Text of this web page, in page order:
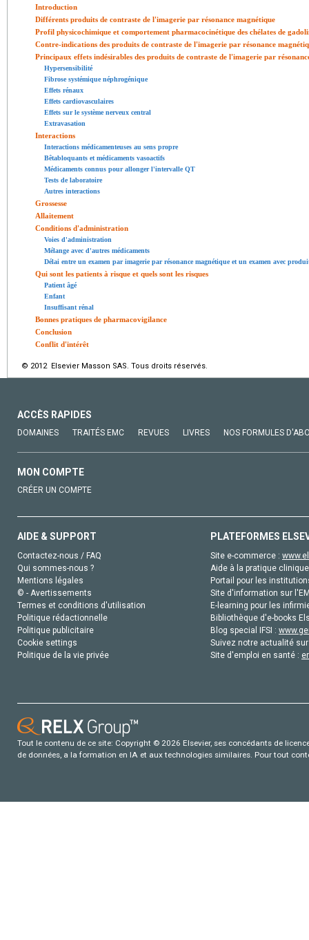
Introduction
Différents produits de contraste de l'imagerie par résonance magnétique
Profil physicochimique et comportement pharmacocinétique des chélates de
Contre-indications des produits de contraste de l'imagerie par résonance
Principaux effets indésirables des produits de contraste de l'imagerie par
Hypersensibilité
Fibrose systémique néphrogénique
Effets rénaux
Effets cardiovasculaires
Effets sur le système nerveux central
Extravasation
Interactions
Interactions médicamenteuses au sens propre
Bêtabloquants et médicaments vasoactifs
Médicaments connus pour allonger l'intervalle QT
Tests de laboratoire
Autres interactions
Grossesse
Allaitement
Conditions d'administration
Voies d'administration
Mélange avec d'autres médicaments
Délai entre un examen par imagerie par résonance magnétique et un examen avec
Qui sont les patients à risque et quels sont les risques
Patient âgé
Enfant
Insuffisant rénal
Bonnes pratiques de pharmacovigilance
Conclusion
Conflit d'intérêt
© 2012 Elsevier Masson SAS. Tous droits réservés.
ACCÈS RAPIDES
DOMAINES TRAITÉS EMC REVUES LIVRES NOS FORMULES
MON COMPTE
CRÉER UN COMPTE
AIDE & SUPPORT
Contactez-nous / FAQ
Qui sommes-nous ?
Mentions légales
© - Avertissements
Termes et conditions d'utilisation
Politique rédactionnelle
Politique publicitaire
Cookie settings
Politique de la vie privée
PLATEFORMES
Site e-commerce :
Aide à la pratique
Portail pour les
Site d'information sur
E-learning pour les
Bibliothèque d'e-books
Blog special IFSI :
Suivez notre actualité
Site d'emploi en santé :
Tout le contenu de ce site: Copyright © 2026 Elsevier, ses concédants de
de données, a la formation en IA et aux technologies similaires. Pour tout